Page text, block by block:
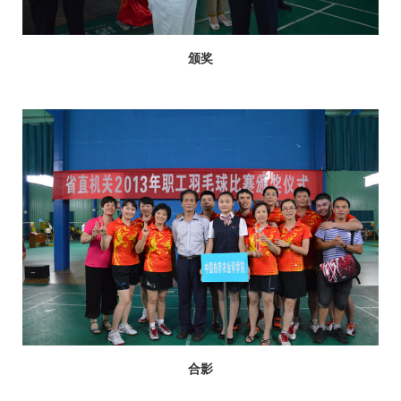
颁奖
合影